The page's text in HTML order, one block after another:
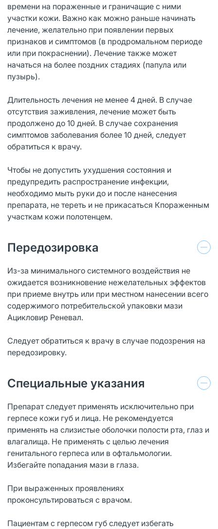
времени на пораженные и граничащие с ними
участки кожи. Важно как можно раньше начинать
лечение, желательно при появлении первых
признаков и симптомов (в продромальном периоде
или при покраснении). Лечение также может
начаться на более поздних стадиях (папула или
пузырь).
Длительность лечения не менее 4 дней. В случае
отсутствия заживления, лечение может быть
продолжено до 10 дней. В случае сохранения
симптомов заболевания более 10 дней, следует
обратиться к врачу.
Чтобы не допустить ухудшения состояния и
предупредить распространение инфекции,
необходимо мыть руки до и после нанесения
препарата, не тереть и не прикасаться Кпораженным
участкам кожи полотенцем.
Передозировка
Из-за минимального системного воздействия не
ожидается возникновение нежелательных эффектов
при приеме внутрь или при местном нанесении всего
содержимого потребительской упаковки мази
Ацикловир Реневал.
Следует обратиться к врачу в случае подозрения на
передозировку.
Специальные указания
Препарат следует применять исключительно при
герпесе кожи губ и лица. Не рекомендуется
применять на слизистые оболочки полости рта, глаз и
влагалища. Не применять с целью лечения
генитального герпеса или в офтальмологии.
Избегайте попадания мази в глаза.
При выраженных проявлениях
проконсультироваться с врачом.
Пациентам с герпесом губ следует избегать